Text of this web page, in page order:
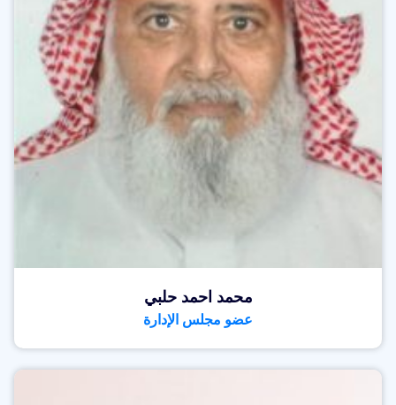
محمد احمد حلبي
عضو مجلس الإدارة